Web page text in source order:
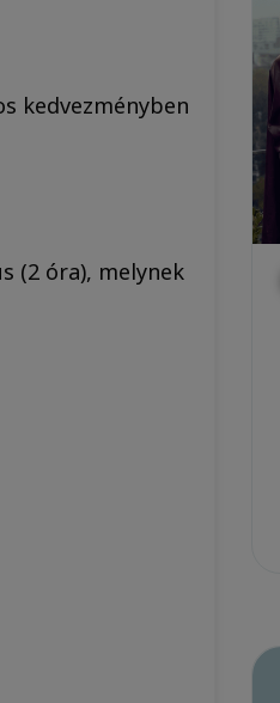
kedvezményben
(2 óra), melynek